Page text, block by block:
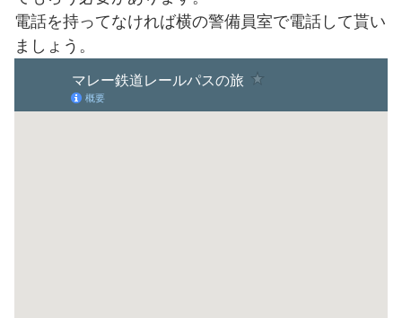
電話を持ってなければ横の警備員室で電話して貰い
ましょう。